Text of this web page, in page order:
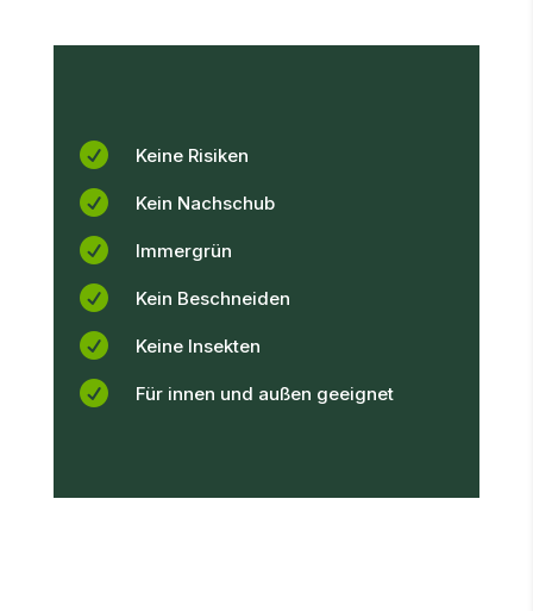
 Keine Risiken
 Kein Nachschub
 Immergrün
 Kein Beschneiden
 Keine Insekten
 Für innen und außen geeignet